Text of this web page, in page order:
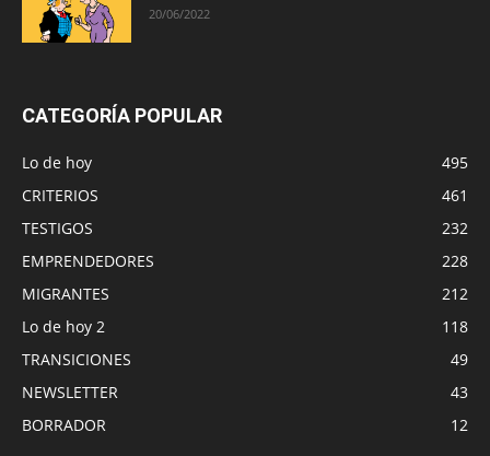
20/06/2022
CATEGORÍA POPULAR
Lo de hoy
495
CRITERIOS
461
TESTIGOS
232
EMPRENDEDORES
228
MIGRANTES
212
Lo de hoy 2
118
TRANSICIONES
49
NEWSLETTER
43
BORRADOR
12